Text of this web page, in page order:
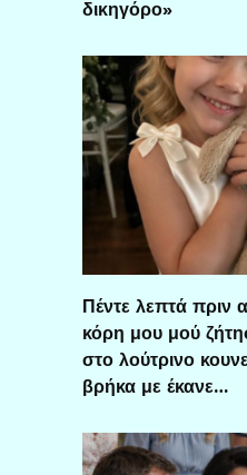
δικηγόρο»
Πέντε λεπτά πριν
κόρη μου μού
στο λούτρινο
βρήκα με έκανε…